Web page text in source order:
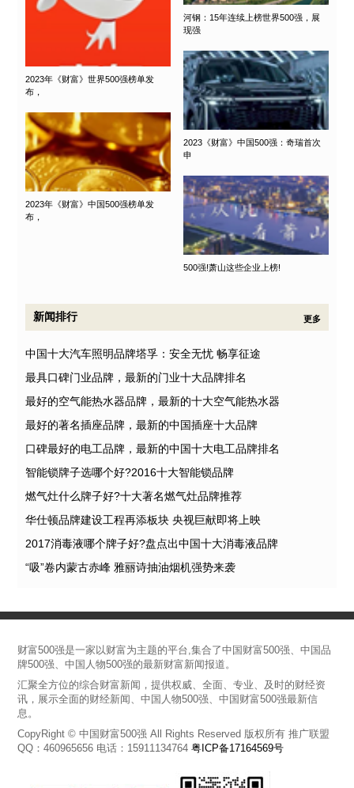
河钢：15年连续上榜世界500强，展
现强
2023年《财富》世界500强榜单发
布，
2023《财富》中国500强：奇瑞首次
申
2023年《财富》中国500强榜单发
布，
500强!萧山这些企业上榜!
新闻排行 更多
中国十大汽车照明品牌塔孚：安全无忧 畅享征途
最具口碑门业品牌，最新的门业十大品牌排名
最好的空气能热水器品牌，最新的十大空气能热水器
最好的著名插座品牌，最新的中国插座十大品牌
口碑最好的电工品牌，最新的中国十大电工品牌排名
智能锁牌子选哪个好?2016十大智能锁品牌
燃气灶什么牌子好?十大著名燃气灶品牌推荐
华仕顿品牌建设工程再添板块 央视巨献即将上映
2017消毒液哪个牌子好?盘点出中国十大消毒液品牌
“吸”卷内蒙古赤峰 雅丽诗抽油烟机强势来袭
财富500强是一家以财富为主题的平台,集合了中国财富500强、中国品
牌500强、中国人物500强的最新财富新闻报道。
汇聚全方位的综合财富新闻，提供权威、全面、专业、及时的财经资
讯，展示全面的财经新闻、中国人物500强、中国财富500强最新信
息。
CopyRight © 中国财富500强 All Rights Reserved 版权所有 推广联盟
QQ：460965656 电话：15911134764粤ICP备17164569号